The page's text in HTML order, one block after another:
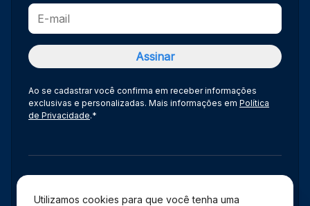
Utilizamos cookies para que você tenha uma
Ao se cadastrar você confirma em receber informações
exclusivas e personalizadas. Mais informações em Política
de Privacidade.*
Administração